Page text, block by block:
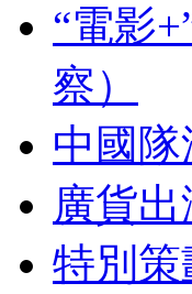
“電影
察）
中國
廣貨
特別策